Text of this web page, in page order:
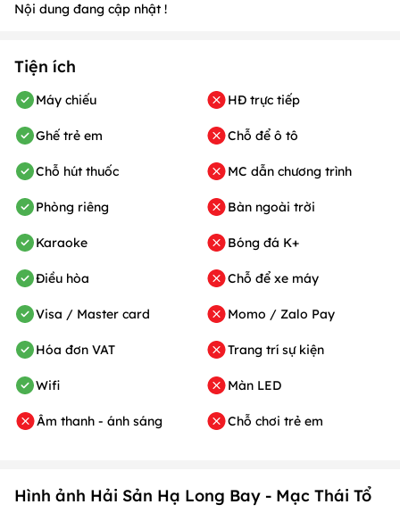
Nội dung đang cập nhật !
Tiện ích
Máy chiếu
Ghế trẻ em
Chỗ hút thuốc
Phòng riêng
Karaoke
Điều hòa
Visa / Master card
Hóa đơn VAT
Wifi
Âm thanh - ánh sáng
HĐ trực tiếp
Chỗ để ô tô
MC dẫn chương trình
Bàn ngoài trời
Bóng đá K+
Chỗ để xe máy
Momo / Zalo Pay
Trang trí sự kiện
Màn LED
Chỗ chơi trẻ em
Hình ảnh Hải Sản Hạ Long Bay - Mạc Thái Tổ